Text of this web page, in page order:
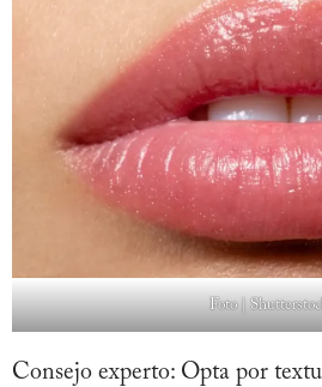
Foto |
Consejo experto: Opta por